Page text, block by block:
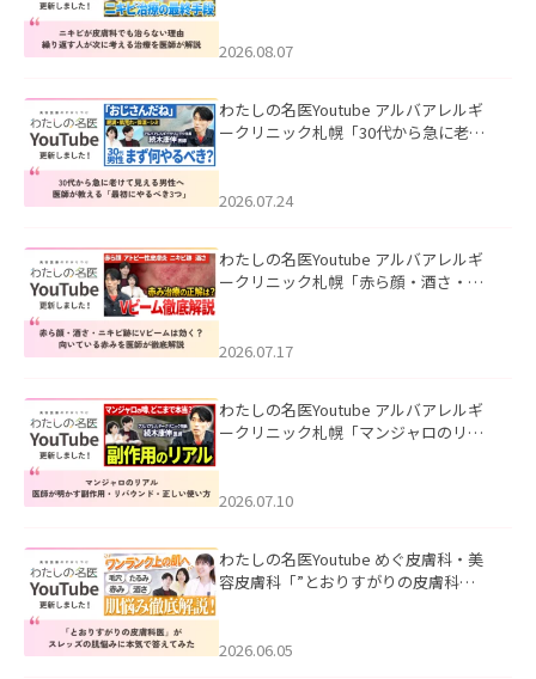
ました。
2026.08.07
わたしの名医Youtube アルバアレルギ
ークリニック札幌「30代から急に老け
た。
2026.07.24
わたしの名医Youtube アルバアレルギ
ークリニック札幌「赤ら顔・酒さ・ニ
した。
2026.07.17
わたしの名医Youtube アルバアレルギ
ークリニック札幌「マンジャロのリア
た。
2026.07.10
わたしの名医Youtube めぐ皮膚科・美
容皮膚科「”とおりすがりの皮膚科
2026.06.05